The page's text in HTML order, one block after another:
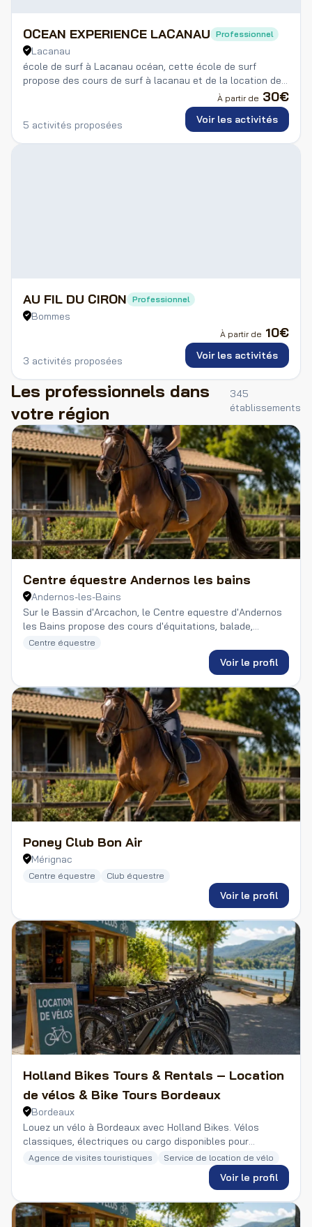
OCEAN EXPERIENCE LACANAU Professionnel
Lacanau
école de surf à Lacanau océan, cette école de surf
propose des cours de surf à lacanau et de la location de
5 activités proposées
À partir de 30€
Voir les activités
AU FIL DU CIRON Professionnel
Bommes
3 activités proposées
À partir de 10€
Voir les activités
Les professionnels dans
votre région
345
établissements
Centre équestre Andernos les bains
Andernos-les-Bains
Sur le Bassin d'Arcachon, le Centre equestre d'Andernos
les Bains propose des cours d'équitations, balade,
promenade, stage en club, mais aussi une écurie de
propriétaires en box/paddock ou 100% pré.
Centre équestre
Voir le profil
Poney Club Bon Air
Mérignac
Centre équestre Club équestre
Voir le profil
Holland Bikes Tours & Rentals – Location
de vélos & Bike Tours Bordeaux
Bordeaux
Louez un vélo à Bordeaux avec Holland Bikes. Vélos
classiques, électriques ou cargo disponibles pour
découvrir la ville et ses alentours. Réservez facilement en
Agence de visites touristiques Service de location de vélo
Voir le profil